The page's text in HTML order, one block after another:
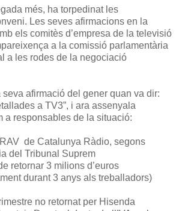
més, ha torpedinat les
Les seves afirmacions en la
els comitès d’empresa de la televisió
a la comissió parlamentària
a les rodes de la negociació
seva afirmació del gener quan va dir:
a TV3”, i ara assenyala
a responsables de la situació:
de Catalunya Ràdio, segons
del Tribunal Suprem
retornar 3 milions d’euros
durant 3 anys als treballadors)
no retornat per Hisenda